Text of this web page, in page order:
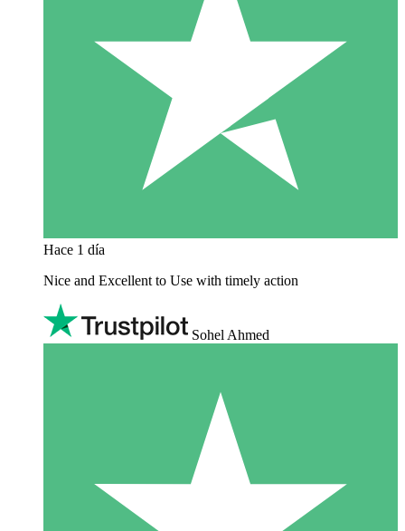
Hace 1 día
Nice and Excellent to Use with timely action
Sohel Ahmed